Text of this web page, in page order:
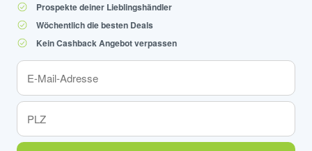
Prospekte deiner Lieblingshändler
Wöchentlich die besten Deals
Kein Cashback Angebot verpassen